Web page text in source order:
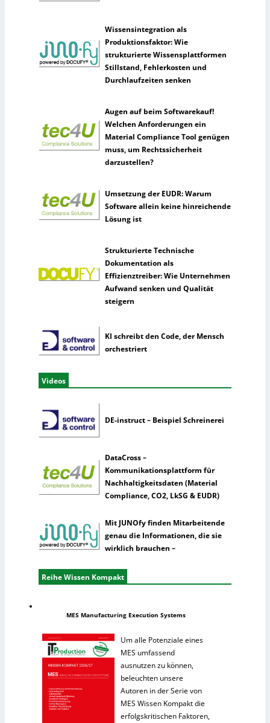
Wissensintegration als
Produktionsfaktor: Wie
strukturierte Wissensplattformen
Stillstand, Fehlerkosten und
Durchlaufzeiten senken
Augen auf beim Softwarekauf!
Welchen Anforderungen ein
Material Compliance Tool genügen
muss, um Rechtssicherheit
darzustellen?
Umsetzung der EUDR: Warum
Software allein keine hinreichende
Lösung ist
Strukturierte Technische
Dokumentation als
Effizienztreiber: Wie Unternehmen
Aufwand senken und Qualität
steigern
KI schreibt den Code, der Mensch
orchestriert
Videos
DE-instruct – Beispiel Schreinerei
DataCross –
Kommunikationsplattform für
Nachhaltigkeitsdaten (Material
Compliance, CO2, LkSG & EUDR)
Mit JUNOfy finden Mitarbeitende
genau die Informationen, die sie
wirklich brauchen –
Reihe Wissen Kompakt
MES Manufacturing Execution Systems
Um alle Potenziale eines
MES umfassend
ausnutzen zu können,
beleuchten unsere
Autoren in der Serie von
MES Wissen Kompakt die
erfolgskritischen Faktoren,